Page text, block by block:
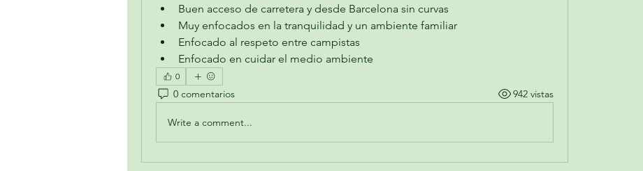
Buen acceso de carretera y desde Barcelona sin curvas
Muy enfocados en la tranquilidad y un ambiente familiar
Enfocado al respeto entre campistas
Enfocado en cuidar el medio ambiente
0
0 comentarios 942 vistas
Write a comment...